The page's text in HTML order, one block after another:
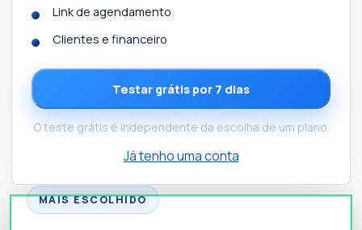
Link de agendamento
Clientes e financeiro
Testar grátis por 7 dias
O teste grátis é independente da escolha de um plano.
Já tenho uma conta
MAIS ESCOLHIDO